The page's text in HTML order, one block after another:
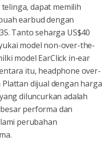
dapat memilih
earbud dengan
Tanto seharga US$40
model non-over-the-
model EarClick in-ear
itu, headphone over-
dijual dengan harga
diluncurkan adalah
performa dan
perubahan